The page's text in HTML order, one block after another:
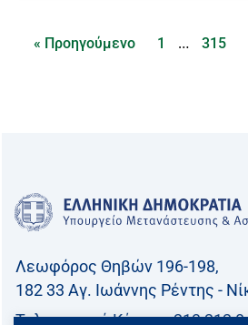
« Προηγούμενο 1 … 315
Λεωφόρος Θηβών 196-198,
182 33 Aγ. Ιωάννης Ρέντης -
Τηλεφωνικό Kέντρο: 213 212